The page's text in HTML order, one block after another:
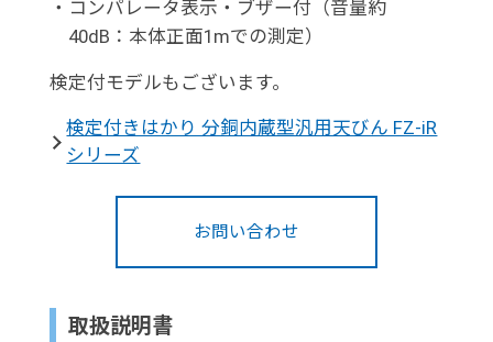
・ コンパレータ表示・ブザー付（音量約
40dB：本体正面1mでの測定）
検定付モデルもございます。
検定付きはかり 分銅内蔵型汎用天びん FZ-iR
シリーズ
お問い合わせ
取扱説明書